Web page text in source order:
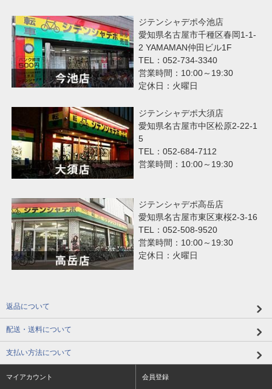
ジテンシャデポ今池店
愛知県名古屋市千種区春岡1-1-
2 YAMAMAN仲田ビル1F
TEL：052-734-3340
営業時間：10:00～19:30
定休日：火曜日
ジテンシャデポ大須店
愛知県名古屋市中区松原2-22-1
5
TEL：052-684-7112
営業時間：10:00～19:30
ジテンシャデポ高岳店
愛知県名古屋市東区東桜2-3-16
TEL：052-508-9520
営業時間：10:00～19:30
定休日：火曜日
返品について
配送・送料について
支払い方法について
マイアカウント 会員登録